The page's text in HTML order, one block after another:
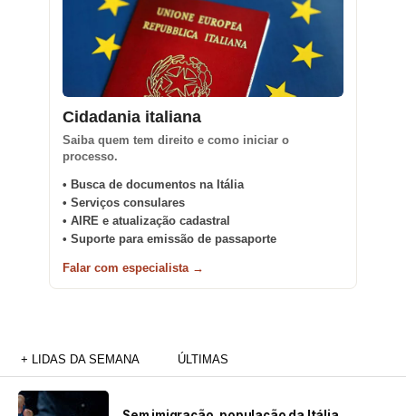
Cidadania italiana
Saiba quem tem direito e como iniciar o
processo.
• Busca de documentos na Itália
• Serviços consulares
• AIRE e atualização cadastral
• Suporte para emissão de passaporte
Falar com especialista →
+ LIDAS DA SEMANA ÚLTIMAS